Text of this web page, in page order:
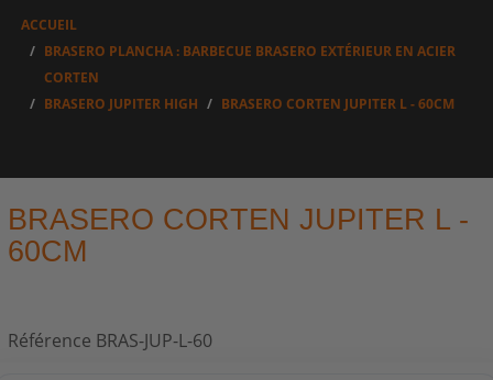
ACCUEIL
BRASERO PLANCHA : BARBECUE BRASERO EXTÉRIEUR EN ACIER
CORTEN
BRASERO JUPITER HIGH
BRASERO CORTEN JUPITER L - 60CM
BRASERO CORTEN JUPITER L -
60CM
Référence BRAS-JUP-L-60